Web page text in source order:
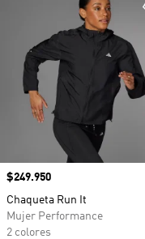
Precio
$249.950
Chaqueta Run It
Mujer Performance
2 colores